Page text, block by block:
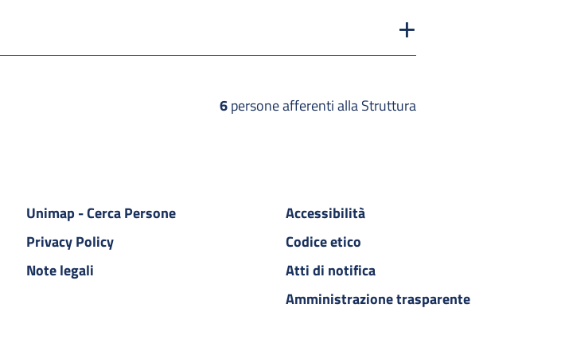
6persone afferenti alla Struttura
Unimap - Cerca Persone
Privacy Policy
Note legali
Accessibilità
Codice etico
Atti di notifica
Amministrazione trasparente